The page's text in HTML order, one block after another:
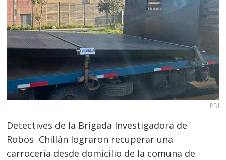
PDI
Detectives de la Brigada Investigadora de
Robos Chillán lograron recuperar una
carrocería desde domicilio de la comuna de